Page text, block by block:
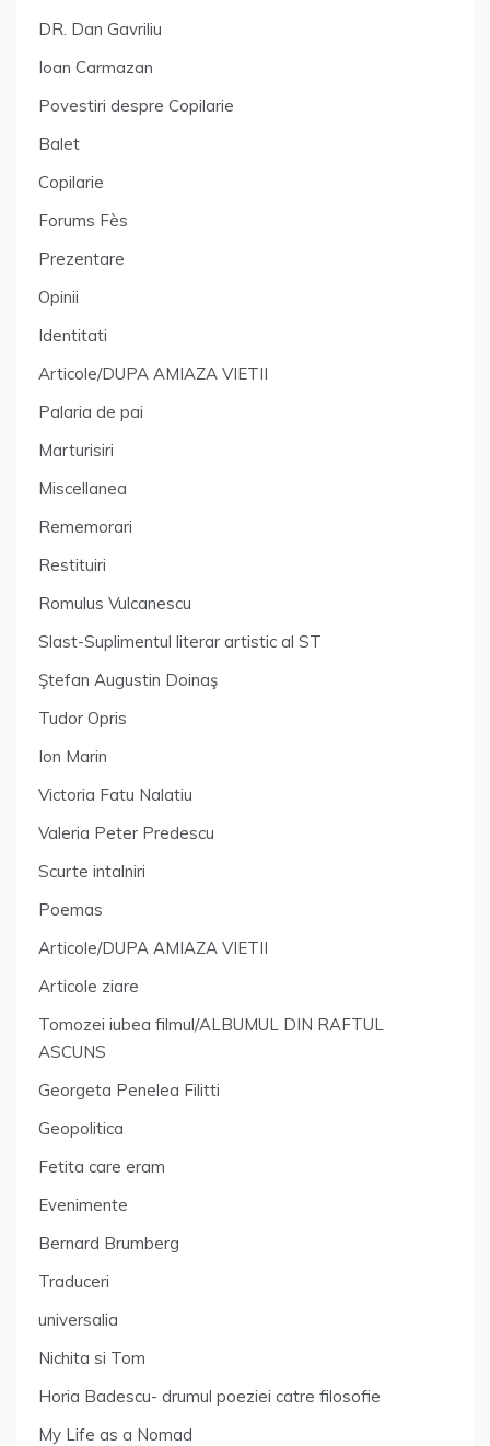
DR. Dan Gavriliu
Ioan Carmazan
Povestiri despre Copilarie
Balet
Copilarie
Forums Fès
Prezentare
Opinii
Identitati
Articole/DUPA AMIAZA VIETII
Palaria de pai
Marturisiri
Miscellanea
Rememorari
Restituiri
Romulus Vulcanescu
Slast-Suplimentul literar artistic al ST
Ştefan Augustin Doinaş
Tudor Opris
Ion Marin
Victoria Fatu Nalatiu
Valeria Peter Predescu
Scurte intalniri
Poemas
Articole/DUPA AMIAZA VIETII
Articole ziare
Tomozei iubea filmul/ALBUMUL DIN RAFTUL
ASCUNS
Georgeta Penelea Filitti
Geopolitica
Fetita care eram
Evenimente
Bernard Brumberg
Traduceri
universalia
Nichita si Tom
Horia Badescu- drumul poeziei catre filosofie
My Life as a Nomad